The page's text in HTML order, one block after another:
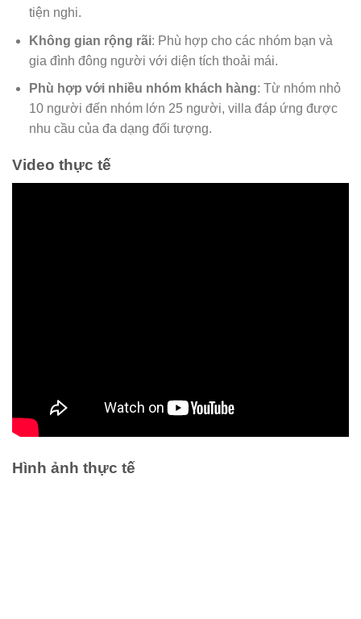
tiện nghi.
Không gian rộng rãi: Phù hợp cho các nhóm bạn và
gia đình đông người với diện tích thoải mái.
Phù hợp với nhiều nhóm khách hàng: Từ nhóm nhỏ
10 người đến nhóm lớn 25 người, villa đáp ứng được
nhu cầu của đa dạng đối tượng.
Video thực tế
Hình ảnh thực tế